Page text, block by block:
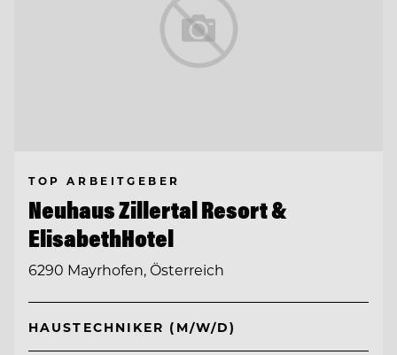
TOP ARBEITGEBER
Neuhaus Zillertal Resort &
ElisabethHotel
6290 Mayrhofen, Österreich
HAUSTECHNIKER (M/W/D)